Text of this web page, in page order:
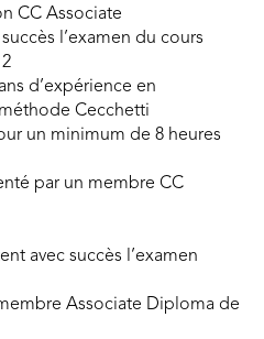
CC Associate
l’examen du cours
d’expérience en
Cecchetti
un minimum de 8 heures
par un membre CC
avec succès l’examen
Associate Diploma de